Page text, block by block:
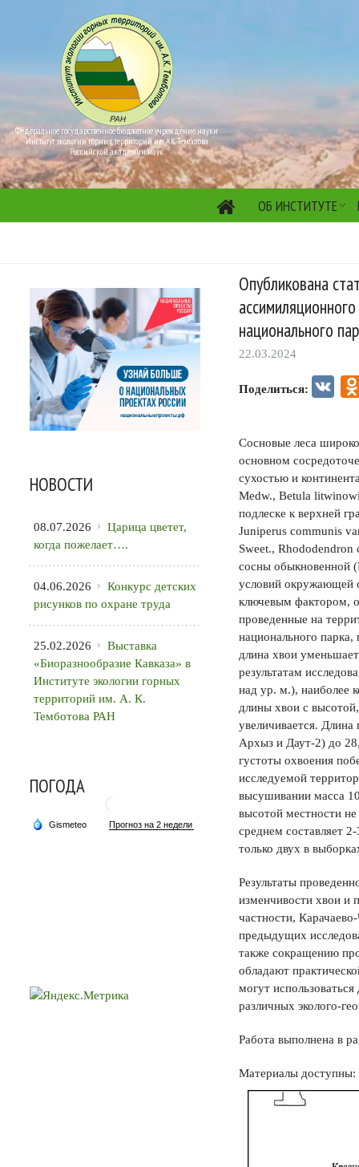
Федеральное государственное бюджетное учреждение науки
Институт экологии горных территорий им. А.К. Темботова
Российской академии наук
ОБ ИНСТИТУТЕ
Опубликована
национального
22.03.2024
Поделиться: VK
Сосновые леса
основном
сухостью и
Medw., Betula
подлеске к верхней
Juniperus communis
Sweet., Rhododendron
сосны обыкновенной
условий окружающей
ключевым фактором,
проведенные на
национального
длина хвои
результатам
над ур. м.), наиболее
длины хвои с
увеличивается.
Архыз и Даут-2) до
густоты охвоения
исследуемой
высушивании масса
высотой местности
среднем составляет
только двух в
Результаты
изменчивости хвои и
частности,
предыдущих
также сокращению
обладают
могут
различных эколого-
Работа выполнена в
Материалы доступны:
НОВОСТИ
08.07.2026
Царица цветет,
когда пожелает….
04.06.2026
Конкурс детских
рисунков по охране труда
25.02.2026
Выставка
«Биоразнообразие Кавказа» в
Институте экологии горных
территорий им. А. К.
Темботова РАН
ПОГОДА